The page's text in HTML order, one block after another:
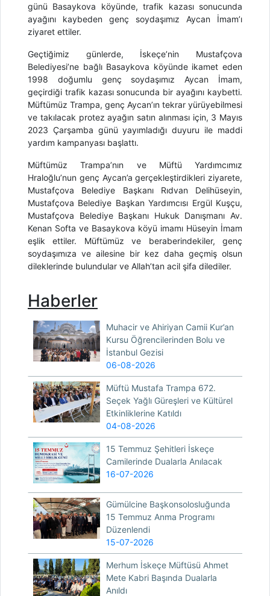
günü Basaykova köyünde, trafik kazası sonucunda
ayağını kaybeden genç soydaşımız Aycan İmam’ı
ziyaret ettiler.
Geçtiğimiz günlerde, İskeçe’nin Mustafçova
Belediyesi’ne bağlı Basaykova köyünde ikamet eden
1998 doğumlu genç soydaşımız Aycan İmam,
geçirdiği trafik kazası sonucunda bir ayağını kaybetti.
Müftümüz Trampa, genç Aycan’ın tekrar yürüyebilmesi
ve takılacak protez ayağın satın alınması için, 3 Mayıs
2023 Çarşamba günü yayımladığı duyuru ile maddi
yardım kampanyası başlattı.
Müftümüz Trampa’nın ve Müftü Yardımcımız
Hraloğlu’nun genç Aycan’a gerçekleştirdikleri ziyarete,
Mustafçova Belediye Başkanı Rıdvan Delihüseyin,
Mustafçova Belediye Başkan Yardımcısı Ergül Kuşçu,
Mustafçova Belediye Başkanı Hukuk Danışmanı Av.
Kenan Softa ve Basaykova köyü imamı Hüseyin İmam
eşlik ettiler. Müftümüz ve beraberindekiler, genç
soydaşımıza ve ailesine bir kez daha geçmiş olsun
dileklerinde bulundular ve Allah’tan acil şifa dilediler.
Haberler
Muhacir ve Ahiriyan Camii Kur’an
Kursu Öğrencilerinden Bolu ve
İstanbul Gezisi
06-08-2026
Müftü Mustafa Trampa 672.
Seçek Yağlı Güreşleri ve Kültürel
Etkinliklerine Katıldı
04-08-2026
15 Temmuz Şehitleri İskeçe
Camilerinde Dualarla Anılacak
16-07-2026
Gümülcine Başkonsolosluğunda
15 Temmuz Anma Programı
Düzenlendi
15-07-2026
Merhum İskeçe Müftüsü Ahmet
Mete Kabri Başında Dualarla
Anıldı